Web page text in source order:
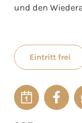
und den
Eintritt frei